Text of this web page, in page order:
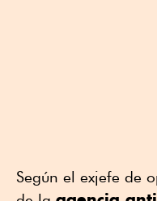
Según el exjefe de